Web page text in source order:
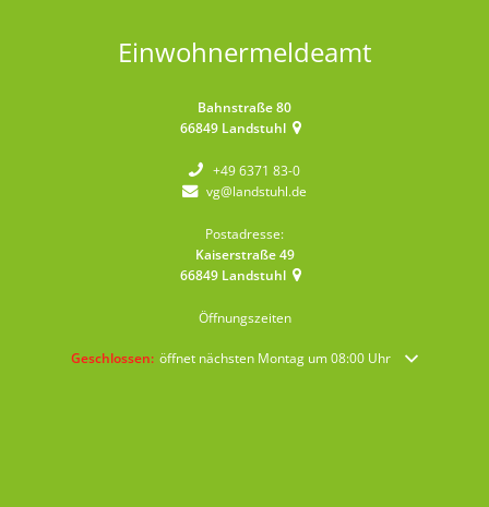
Einwohnermeldeamt
Bahnstraße 80
66849 Landstuhl
+49 6371 83-0
vg@landstuhl.de
Postadresse:
Kaiserstraße 49
66849 Landstuhl
Öffnungszeiten
Klicken, um weitere Öffnungs- oder Schließzeiten auszublenden
Geschlossen: öffnet nächsten Montag um 08:00 Uhr